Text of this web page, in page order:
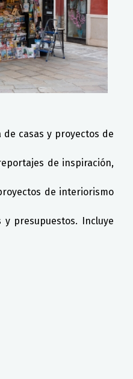
casas y proyectos de
de inspiración,
de interiorismo
presupuestos. Incluye